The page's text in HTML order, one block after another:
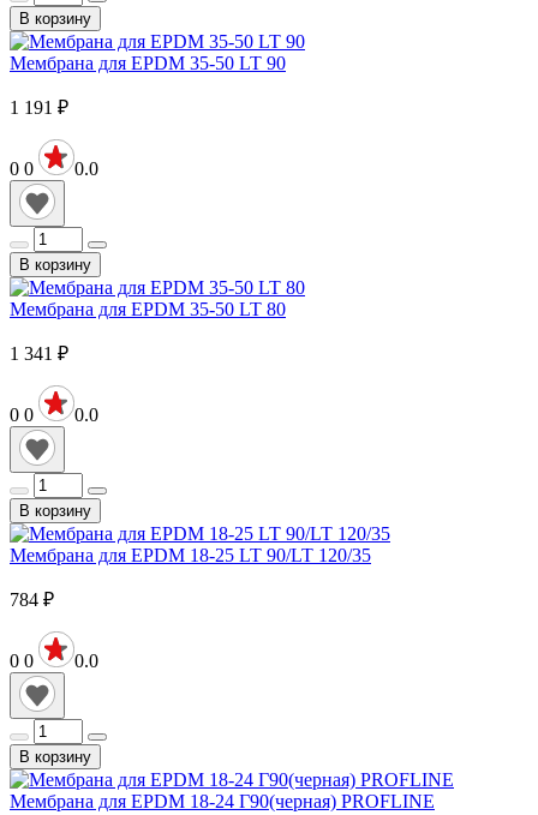
В корзину
Мембрана для EPDM 35-50 LT 90
1 191 ₽
0 0 0.0
В корзину
Мембрана для EPDM 35-50 LT 80
1 341 ₽
0 0 0.0
В корзину
Мембрана для EPDM 18-25 LT 90/LT 120/35
784 ₽
0 0 0.0
В корзину
Мембрана для EPDM 18-24 Г90(черная) PROFLINE